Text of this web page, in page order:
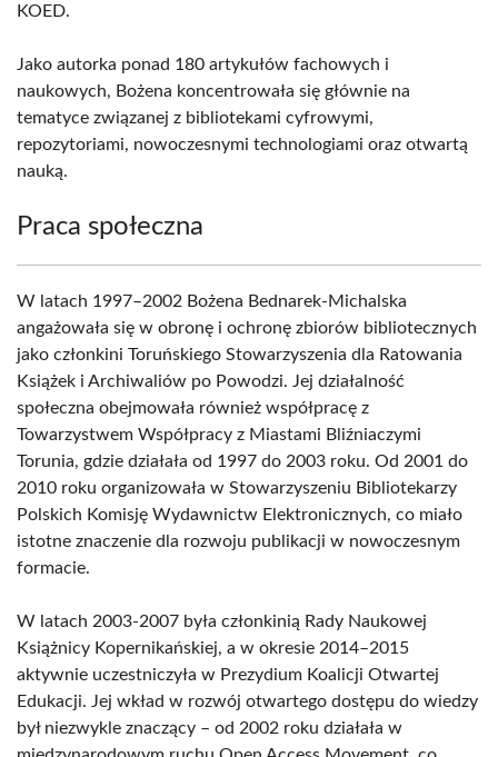
KOED.
Jako autorka ponad 180 artykułów fachowych i
naukowych, Bożena koncentrowała się głównie na
tematyce związanej z bibliotekami cyfrowymi,
repozytoriami, nowoczesnymi technologiami oraz otwartą
nauką.
Praca społeczna
W latach 1997–2002 Bożena Bednarek-Michalska
angażowała się w obronę i ochronę zbiorów bibliotecznych
jako członkini Toruńskiego Stowarzyszenia dla Ratowania
Książek i Archiwaliów po Powodzi. Jej działalność
społeczna obejmowała również współpracę z
Towarzystwem Współpracy z Miastami Bliźniaczymi
Torunia, gdzie działała od 1997 do 2003 roku. Od 2001 do
2010 roku organizowała w Stowarzyszeniu Bibliotekarzy
Polskich Komisję Wydawnictw Elektronicznych, co miało
istotne znaczenie dla rozwoju publikacji w nowoczesnym
formacie.
W latach 2003-2007 była członkinią Rady Naukowej
Książnicy Kopernikańskiej, a w okresie 2014–2015
aktywnie uczestniczyła w Prezydium Koalicji Otwartej
Edukacji. Jej wkład w rozwój otwartego dostępu do wiedzy
był niezwykle znaczący – od 2002 roku działała w